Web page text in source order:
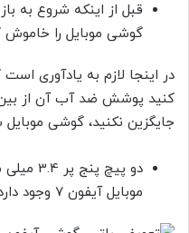
گوشی موبایل را خاموش
در اینجا لازم به یادآوری
کنید پوشش ضد آب آن از
جایگزین نکنید، گوشی
دو پیچ
موبایل آیفون 7 وجود دارد را خارج کنید.